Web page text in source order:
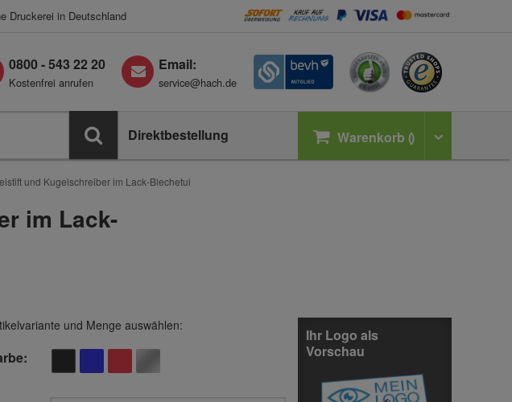
Druckerei in Deutschland
0800 - 543 22 20
Kostenfrei anrufen
Email:
service@hach.de
Warenkorb
Direktbestellung
und Kugelschreiber im Lack-Blechetui
im Lack-
und Menge auswählen:
Ihr Logo als
Vorschau